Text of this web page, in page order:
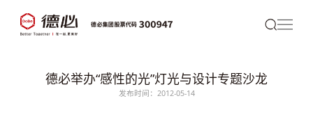
德必举办“感性的光”灯光与设计专题沙龙
发布时间：2012-05-14